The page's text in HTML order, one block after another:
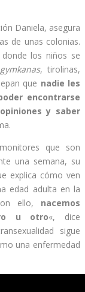
Daniela, asegura
de unas colonias.
los niños se
gymkanas, tirolinas,
que nadie les
encontrarse
y saber
que son
una semana, su
explica cómo ven
edad adulta en la
ello, nacemos
u otro«, dice
sigue
una enfermedad